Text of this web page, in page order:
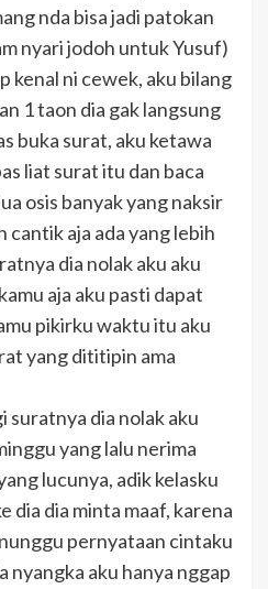
nda bisa jadi patokan
nyari jodoh untuk Yusuf)
kenal ni cewek, aku bilang
1 taon dia gak langsung
buka surat, aku ketawa
liat surat itu dan baca
osis banyak yang naksir
aja ada yang lebih
dia nolak aku aku
aja aku pasti dapat
pikirku waktu itu aku
yang dititipin ama
suratnya dia nolak aku
yang lalu nerima
lucunya, adik kelasku
dia dia minta maaf, karena
pernyataan cintaku
nyangka aku hanya nggap